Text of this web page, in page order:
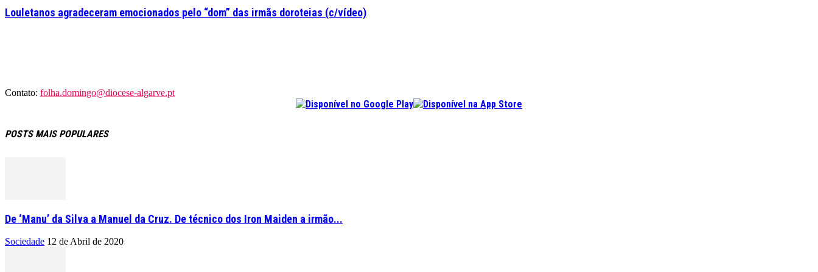
Louletanos agradeceram emocionados pelo “dom” das irmãs doroteias (c/vídeo)
Contato: folha.domingo@diocese-algarve.pt
POSTS MAIS POPULARES
De ‘Manu’ da Silva a Manuel da Cruz. De técnico dos Iron Maiden a irmão...
Sociedade 12 de Abril de 2020